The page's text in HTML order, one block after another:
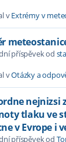
vExtrémy v
příspěvek od
vOtázky a
nejnizsi
tlaku ve
v Evrope i
příspěvek od